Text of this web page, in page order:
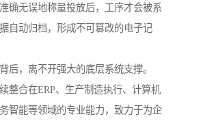
确无误地称量投放后，工序才会被系
自动归档，形成不可篡改的电子记
后，离不开强大的底层系统支撑。
整合在ERP、生产制造执行、计算机
智能等领域的专业能力，致力于为企